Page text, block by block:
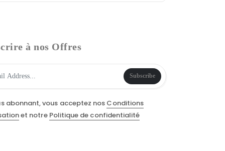
à nos Offres
Subscribe
abonnant, vous acceptez nos Conditions
et notre Politique de confidentialité